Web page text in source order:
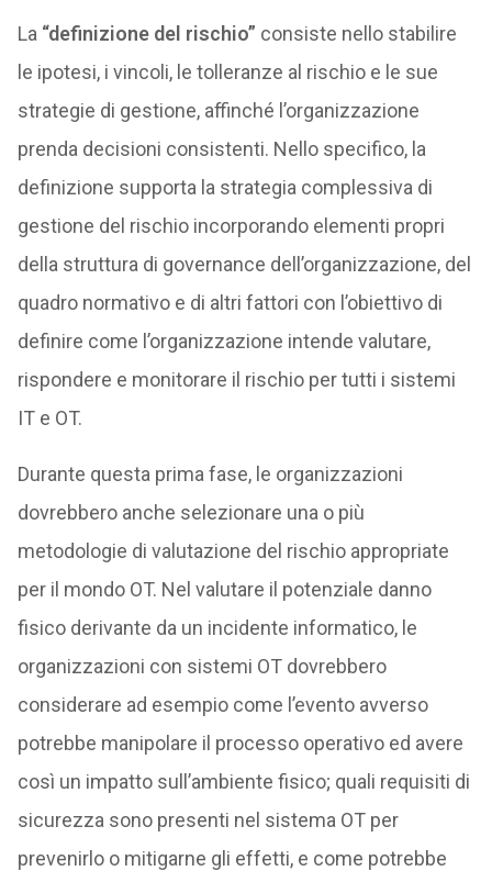
La “definizione del rischio” consiste nello stabilire
le ipotesi, i vincoli, le tolleranze al rischio e le sue
strategie di gestione, affinché l’organizzazione
prenda decisioni consistenti. Nello specifico, la
definizione supporta la strategia complessiva di
gestione del rischio incorporando elementi propri
della struttura di governance dell’organizzazione, del
quadro normativo e di altri fattori con l’obiettivo di
definire come l’organizzazione intende valutare,
rispondere e monitorare il rischio per tutti i sistemi
IT e OT.
Durante questa prima fase, le organizzazioni
dovrebbero anche selezionare una o più
metodologie di valutazione del rischio appropriate
per il mondo OT. Nel valutare il potenziale danno
fisico derivante da un incidente informatico, le
organizzazioni con sistemi OT dovrebbero
considerare ad esempio come l’evento avverso
potrebbe manipolare il processo operativo ed avere
così un impatto sull’ambiente fisico; quali requisiti di
sicurezza sono presenti nel sistema OT per
prevenirlo o mitigarne gli effetti, e come potrebbe